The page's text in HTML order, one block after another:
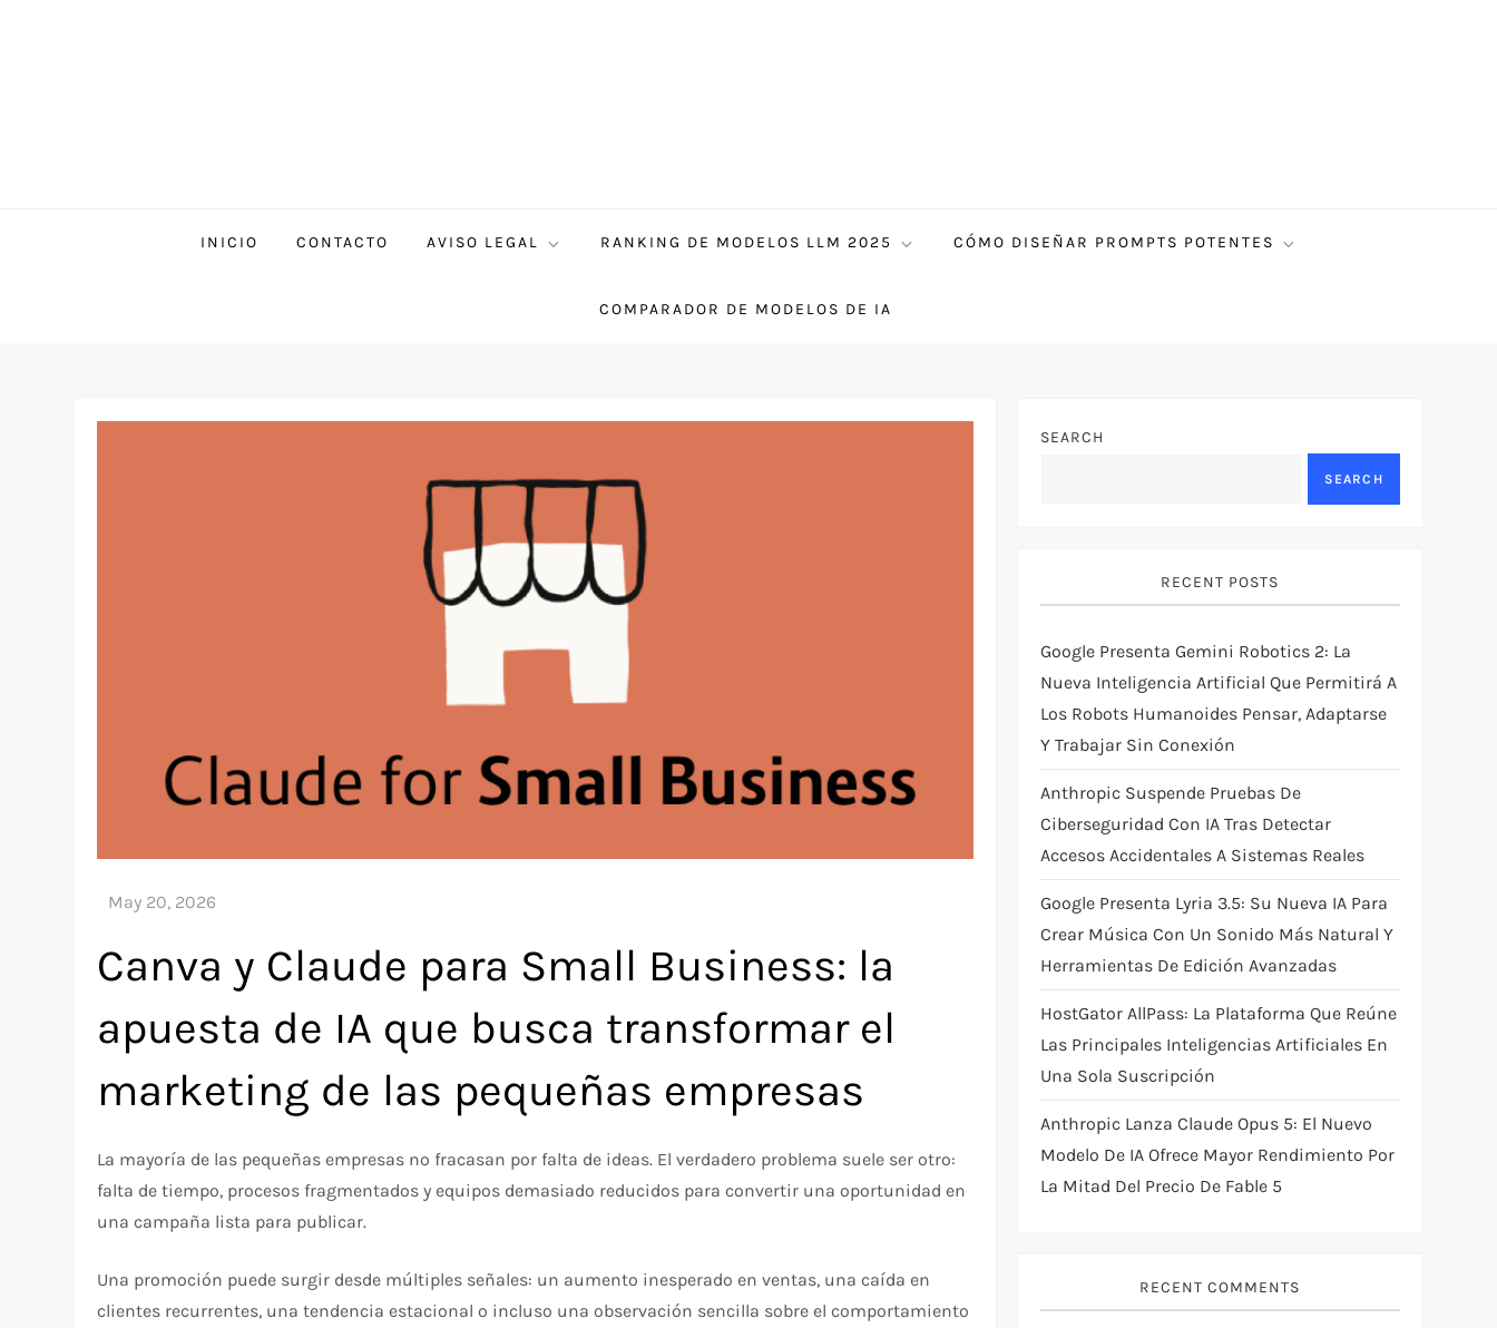
INICIO CONTACTO AVISO LEGAL RANKING DE MODELOS LLM 2025 CÓMO DISEÑAR PROMPTS POTENTES
COMPARADOR DE MODELOS DE IA
Canva y Claude para Small Business: la
apuesta de IA que busca transformar el
marketing de las pequeñas empresas
La mayoría de las pequeñas empresas no fracasan por falta de ideas. El verdadero problema suele ser otro:
falta de tiempo, procesos fragmentados y equipos demasiado reducidos para convertir una oportunidad en
una campaña lista para publicar.
Una promoción puede surgir desde múltiples señales: un aumento inesperado en ventas, una caída en
clientes recurrentes, una tendencia estacional o incluso una observación sencilla sobre el comportamiento
SEARCH
SEARCH
RECENT POSTS
Google Presenta Gemini Robotics 2: La
Nueva Inteligencia Artificial Que Permitirá A
Los Robots Humanoides Pensar, Adaptarse
Y Trabajar Sin Conexión
Anthropic Suspende Pruebas De
Ciberseguridad Con IA Tras Detectar
Accesos Accidentales A Sistemas Reales
Google Presenta Lyria 3.5: Su Nueva IA Para
Crear Música Con Un Sonido Más Natural Y
Herramientas De Edición Avanzadas
HostGator AllPass: La Plataforma Que Reúne
Las Principales Inteligencias Artificiales En
Una Sola Suscripción
Anthropic Lanza Claude Opus 5: El Nuevo
Modelo De IA Ofrece Mayor Rendimiento Por
La Mitad Del Precio De Fable 5
RECENT COMMENTS